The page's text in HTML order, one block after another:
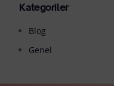
Kategoriler
Blog
Genel